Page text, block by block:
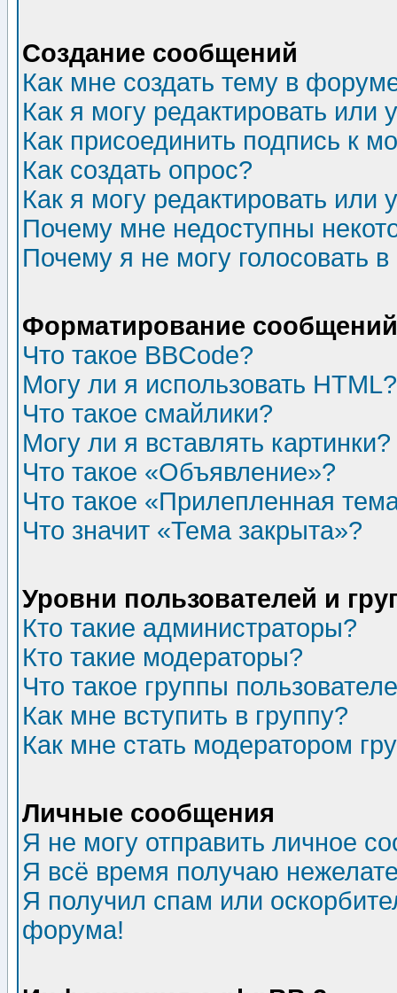
Создание сообщений
Как мне создать тему в
Как я могу редактировать или
Как присоединить подпись к
Как создать опрос?
Как я могу редактировать или
Почему мне недоступны
Почему я не могу голосовать
Форматирование
Что такое BBCode?
Могу ли я использовать HTML?
Что такое смайлики?
Могу ли я вставлять картинки?
Что такое «Объявление»?
Что такое «Прилепленная
Что значит «Тема закрыта»?
Уровни пользователей и
Кто такие администраторы?
Кто такие модераторы?
Что такое группы
Как мне вступить в группу?
Как мне стать модератором
Личные сообщения
Я не могу отправить личное
Я всё время получаю
Я получил спам или
форума!